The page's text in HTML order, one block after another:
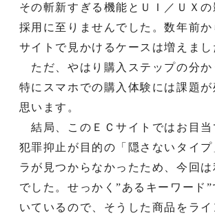
その斬新すぎる機能とＵＩ／ＵＸの
採用に至りませんでした。数年前か
サイトで見かけるケースは増えまし
ただ、やはり購入ステップの分か
特にスマホでの購入体験には課題が
思います。
結局、このＥＣサイトではお目当
犯罪抑止が目的の「隠さないタイプ
ラが見つからなかったため、今回は
でした。せっかく”あるキーワード
いているので、そうした商品をライ